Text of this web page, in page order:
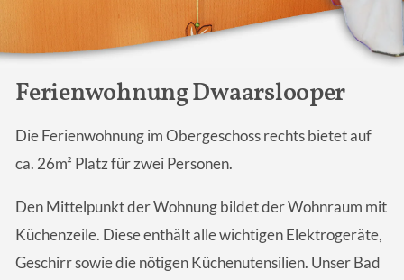
Ferienwohnung Dwaarslooper
Die Ferienwohnung im Obergeschoss rechts bietet auf
ca. 26m² Platz für zwei Personen.
Den Mittelpunkt der Wohnung bildet der Wohnraum mit
Küchenzeile. Diese enthält alle wichtigen Elektrogeräte,
Geschirr sowie die nötigen Küchen­utensilien. Unser Bad